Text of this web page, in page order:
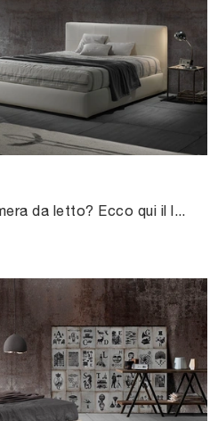
Vuoi attualizzare la camera da letto? Ecco qui il letto in tessuto Bryan di Excò per spazi moderni.